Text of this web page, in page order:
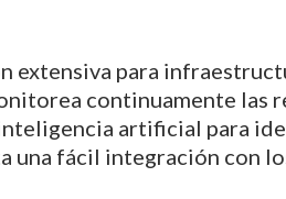
extensiva para
continuamente las
artificial para
una fácil integración con